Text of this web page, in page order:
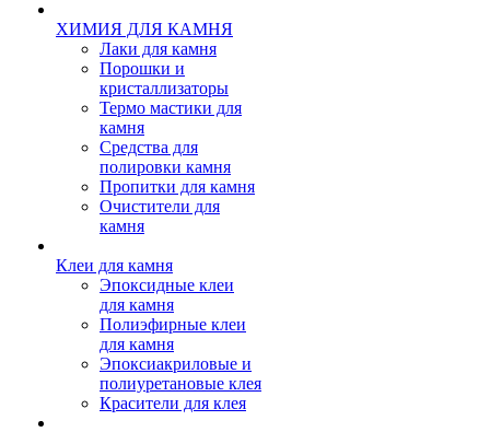
ХИМИЯ ДЛЯ КАМНЯ
Лаки для камня
Порошки и
кристаллизаторы
Термо мастики для
камня
Средства для
полировки камня
Пропитки для камня
Очистители для
камня
Клеи для камня
Эпоксидные клеи
для камня
Полиэфирные клеи
для камня
Эпоксиакриловые и
полиуретановые клея
Красители для клея